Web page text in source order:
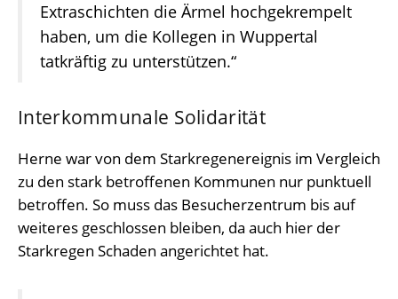
Extraschichten die Ärmel hochgekrempelt
haben, um die Kollegen in Wuppertal
tatkräftig zu unterstützen.“
Interkommunale Solidarität
Herne war von dem Starkregenereignis im Vergleich
zu den stark betroffenen Kommunen nur punktuell
betroffen. So muss das Besucherzentrum bis auf
weiteres geschlossen bleiben, da auch hier der
Starkregen Schaden angerichtet hat.